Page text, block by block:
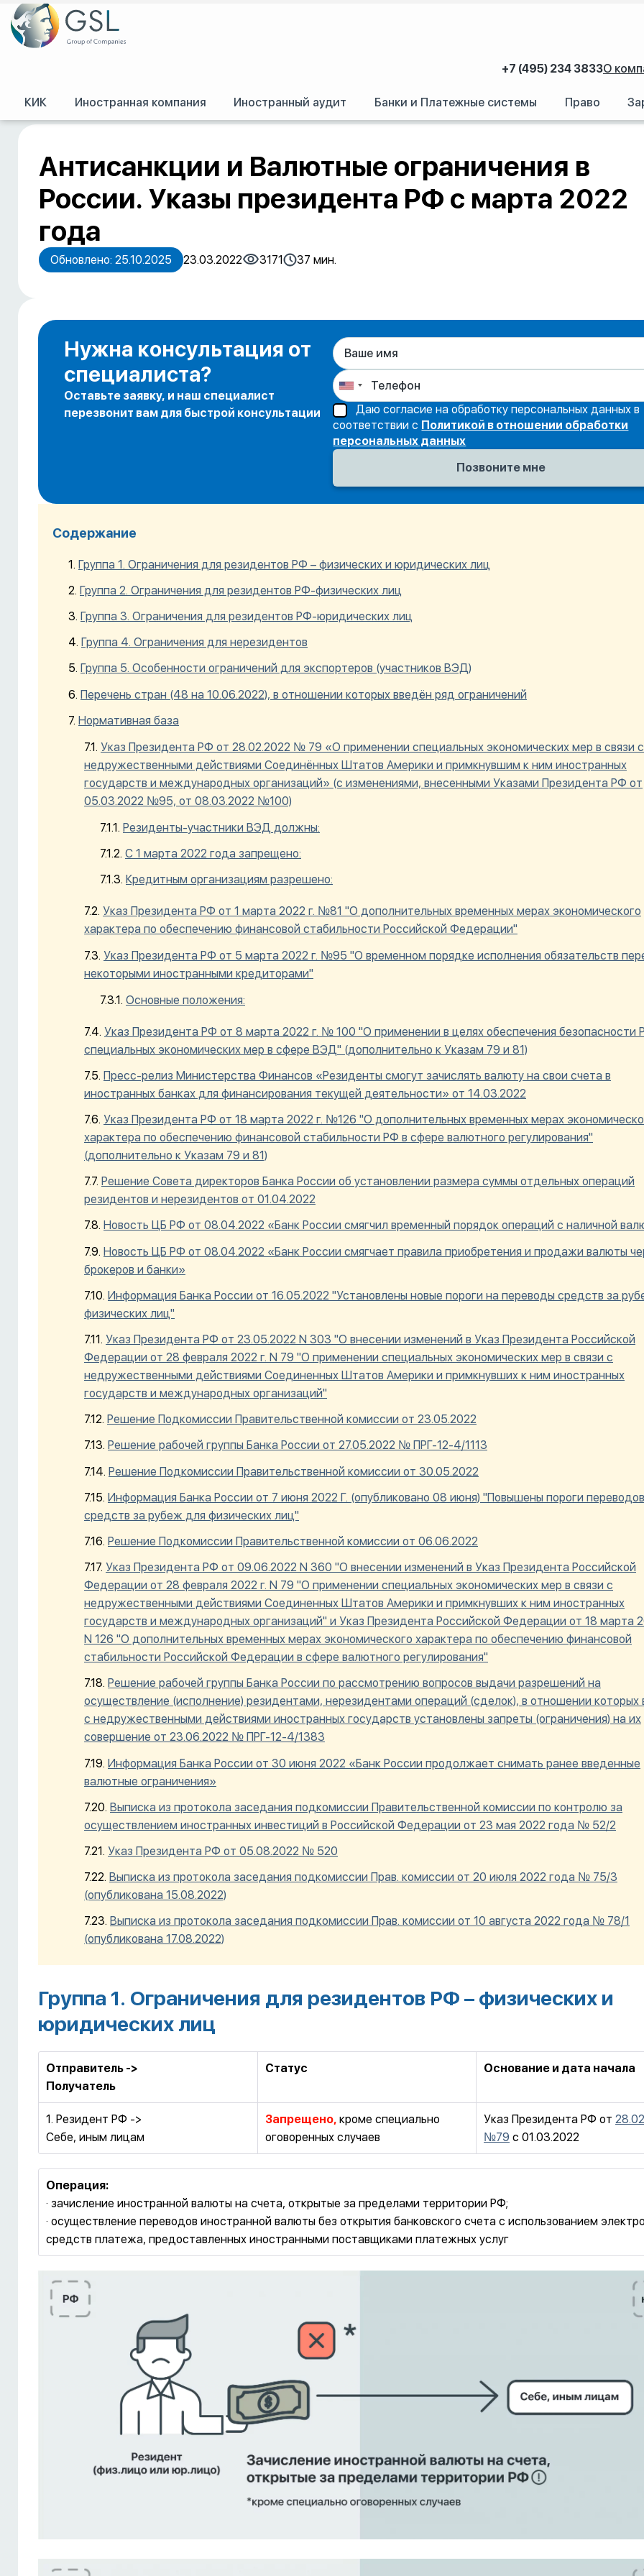
+7 (495) 234 3833О
КИК Иностранная компания Иностранный аудит Банки и Платежные системы Право
GSL/Пресс-центр/Публикации /Антисанкции и Валютные ограничения в России. Указы президента РФ c марта 2022 года
Антисанкции и Валютные ограничения в
России. Указы президента РФ c марта 2022
года
Обновлено: 25.10.2025 23.03.2022 3171 37 мин.
Нужна консультация от
специалиста?
Оставьте заявку, и наш специалист
перезвонит вам для быстрой консультации
Даю согласие на обработку персональных данных в
соответствии с Политикой в отношении обработки
персональных данных
Содержание
Группа 1. Ограничения для резидентов РФ – физических и юридических лиц
Группа 2. Ограничения для резидентов РФ-физических лиц
Группа 3. Ограничения для резидентов РФ-юридических лиц
Группа 4. Ограничения для нерезидентов
Группа 5. Особенности ограничений для экспортеров (участников ВЭД)
Перечень стран (48 на 10.06.2022), в отношении которых введён ряд ограничений
Нормативная база
Указ Президента РФ от 28.02.2022 № 79 «О применении специальных экономических мер в связи с
недружественными действиями Соединённых Штатов Америки и примкнувшим к ним иностранных
государств и международных организаций» (с изменениями, внесенными Указами Президента РФ от
05.03.2022 №95, от 08.03.2022 №100)
Резиденты-участники ВЭД должны:
С 1 марта 2022 года запрещено:
Кредитным организациям разрешено:
Указ Президента РФ от 1 марта 2022 г. №81 "О дополнительных временных мерах экономического
характера по обеспечению финансовой стабильности Российской Федерации"
Указ Президента РФ от 5 марта 2022 г. №95 "О временном порядке исполнения обязательств
некоторыми иностранными кредиторами"
Основные положения:
Указ Президента РФ от 8 марта 2022 г. № 100 "О применении в целях обеспечения безопасности
специальных экономических мер в сфере ВЭД" (дополнительно к Указам 79 и 81)
Пресс-релиз Министерства Финансов «Резиденты смогут зачислять валюту на свои счета в
иностранных банках для финансирования текущей деятельности» от 14.03.2022
Указ Президента РФ от 18 марта 2022 г. №126 "О дополнительных временных мерах
характера по обеспечению финансовой стабильности РФ в сфере валютного регулирования"
(дополнительно к Указам 79 и 81)
Решение Совета директоров Банка России об установлении размера суммы отдельных операций
резидентов и нерезидентов от 01.04.2022
Новость ЦБ РФ от 08.04.2022 «Банк России смягчил временный порядок операций с наличной
Новость ЦБ РФ от 08.04.2022 «Банк России смягчает правила приобретения и продажи валюты
брокеров и банки»
Информация Банка России от 16.05.2022 "Установлены новые пороги на переводы средств за
физических лиц"
Указ Президента РФ от 23.05.2022 N 303 "О внесении изменений в Указ Президента Российской
Федерации от 28 февраля 2022 г. N 79 "О применении специальных экономических мер в связи с
недружественными действиями Соединенных Штатов Америки и примкнувших к ним иностранных
государств и международных организаций"
Решение Подкомиссии Правительственной комиссии от 23.05.2022
Решение рабочей группы Банка России от 27.05.2022 № ПРГ-12-4/1113
Решение Подкомиссии Правительственной комиссии от 30.05.2022
Информация Банка России от 7 июня 2022 Г. (опубликовано 08 июня) "Повышены пороги переводов
средств за рубеж для физических лиц"
Решение Подкомиссии Правительственной комиссии от 06.06.2022
Указ Президента РФ от 09.06.2022 N 360 "О внесении изменений в Указ Президента Российской
Федерации от 28 февраля 2022 г. N 79 "О применении специальных экономических мер в связи с
недружественными действиями Соединенных Штатов Америки и примкнувших к ним иностранных
государств и международных организаций" и Указ Президента Российской Федерации от 18 марта
N 126 "О дополнительных временных мерах экономического характера по обеспечению финансовой
стабильности Российской Федерации в сфере валютного регулирования"
Решение рабочей группы Банка России по рассмотрению вопросов выдачи разрешений на
осуществление (исполнение) резидентами, нерезидентами операций (сделок), в отношении которых
с недружественными действиями иностранных государств установлены запреты (ограничения) на их
совершение от 23.06.2022 № ПРГ-12-4/1383
Информация Банка России от 30 июня 2022 «Банк России продолжает снимать ранее введенные
валютные ограничения»
Выписка из протокола заседания подкомиссии Правительственной комиссии по контролю за
осуществлением иностранных инвестиций в Российской Федерации от 23 мая 2022 года № 52/2
Указ Президента РФ от 05.08.2022 № 520
Выписка из протокола заседания подкомиссии Прав. комиссии от 20 июля 2022 года № 75/3
(опубликована 15.08.2022)
Выписка из протокола заседания подкомиссии Прав. комиссии от 10 августа 2022 года № 78/1
(опубликована 17.08.2022)
Группа 1. Ограничения для резидентов РФ – физических и
юридических лиц
Отправитель ->
Получатель
Статус Основание и дата начала
1. Резидент РФ ->
Себе, иным лицам
Запрещено, кроме специально
оговоренных случаев
Указ Президента РФ от
№79 c 01.03.2022
Операция:
· зачисление иностранной валюты на счета, открытые за пределами территории РФ;
· осуществление переводов иностранной валюты без открытия банковского счета с использованием
средств платежа, предоставленных иностранными поставщиками платежных услуг